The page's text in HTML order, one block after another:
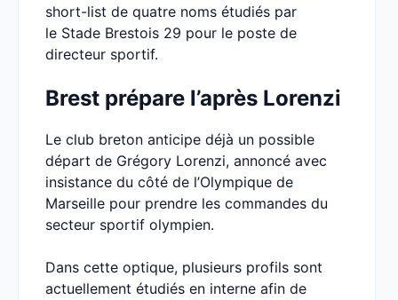
short-list de quatre noms étudiés par
le Stade Brestois 29 pour le poste de
directeur sportif.
Brest prépare l’après Lorenzi
Le club breton anticipe déjà un possible
départ de Grégory Lorenzi, annoncé avec
insistance du côté de l’Olympique de
Marseille pour prendre les commandes du
secteur sportif olympien.
Dans cette optique, plusieurs profils sont
actuellement étudiés en interne afin de